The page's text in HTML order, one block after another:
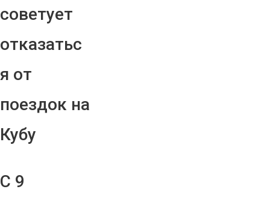
советует
отказатьс
я от
поездок на
Кубу
С 9